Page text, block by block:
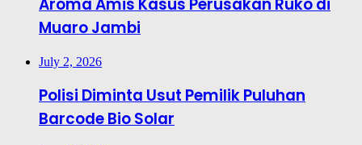
Muaro Jambi
July 2, 2026
Polisi Diminta Usut Pemilik Puluhan
Barcode Bio Solar